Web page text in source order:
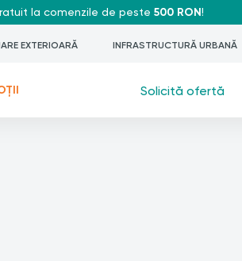
la comenzile de peste 500 RON!
EXTERIOARĂ INFRASTRUCTURĂ URBANĂ
Solicită ofertă